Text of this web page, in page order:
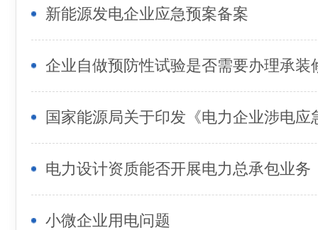
新能源发电企业应急预案备案
企业自做预防性试验是否需要办理承装
电力设计资质能否开展电力总承包业务
小微企业用电问题